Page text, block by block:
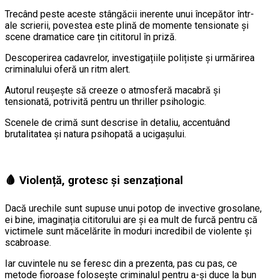
Trecând peste aceste stângăcii inerente unui începător într-
ale scrierii, povestea este plină de momente tensionate și
scene dramatice care țin cititorul în priză.
Descoperirea cadavrelor, investigațiile polițiste și urmărirea
criminalului oferă un ritm alert.
Autorul reușește să creeze o atmosferă macabră și
tensionată, potrivită pentru un thriller psihologic.
Scenele de crimă sunt descrise în detaliu, accentuând
brutalitatea și natura psihopată a ucigașului.
🩸 Violență, grotesc și senzațional
Dacă urechile sunt supuse unui potop de invective grosolane,
ei bine, imaginația cititorului are și ea mult de furcă pentru că
victimele sunt măcelărite în moduri incredibil de violente și
scabroase.
Iar cuvintele nu se feresc din a prezenta, pas cu pas, ce
metode fioroase folosește criminalul pentru a-și duce la bun